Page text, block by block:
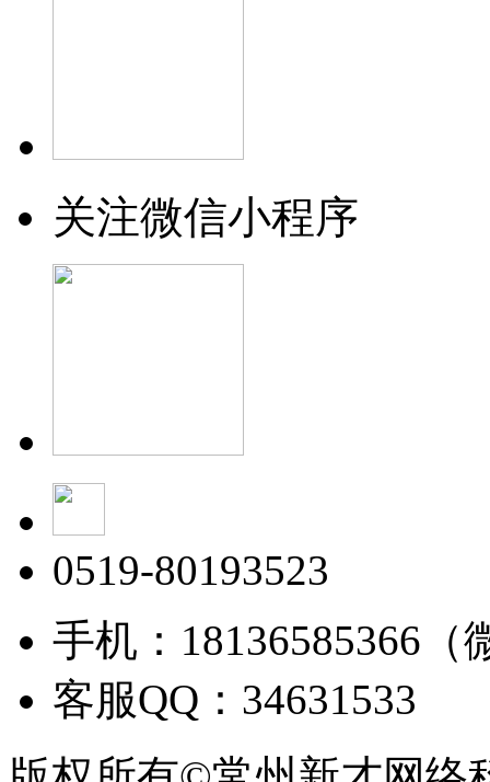
关注微信小程序
0519-80193523
手机：18136585366（
客服QQ：34631533